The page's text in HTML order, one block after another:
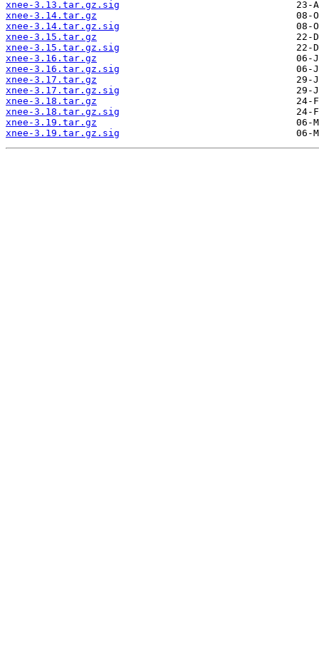
xnee-3.13.tar.gz.sig
xnee-3.14.tar.gz
xnee-3.14.tar.gz.sig
xnee-3.15.tar.gz
xnee-3.15.tar.gz.sig
xnee-3.16.tar.gz
xnee-3.16.tar.gz.sig
xnee-3.17.tar.gz
xnee-3.17.tar.gz.sig
xnee-3.18.tar.gz
xnee-3.18.tar.gz.sig
xnee-3.19.tar.gz
xnee-3.19.tar.gz.sig